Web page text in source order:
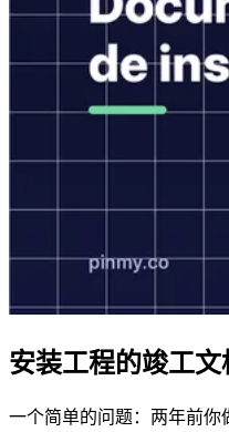
安装工程的竣工
一个简单的问题：两年前